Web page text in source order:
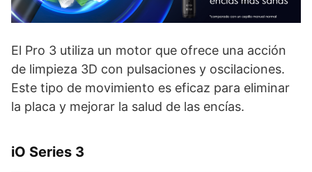
El Pro 3 utiliza un motor que ofrece una acción
de limpieza 3D con pulsaciones y oscilaciones.
Este tipo de movimiento es eficaz para eliminar
la placa y mejorar la salud de las encías.
iO Series 3